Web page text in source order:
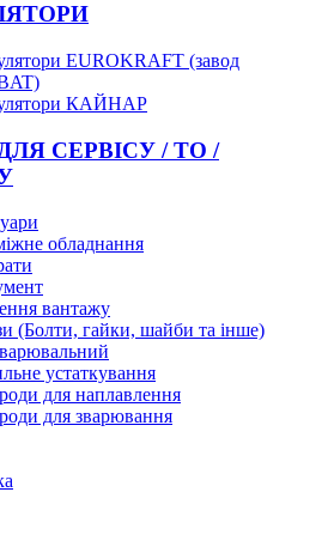
EUROKRAFT (завод
КАЙНАР
СЕРВІСУ / ТО /
обладнання
вантажу
(Болти, гайки, шайби та інше)
устаткування
для наплавлення
для зварювання